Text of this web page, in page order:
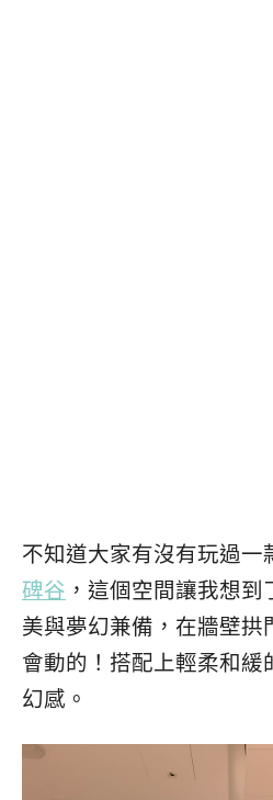
不知道大家有沒有玩過一
碑谷 ，這個空間讓我想
美與夢幻兼備，在牆壁拱
會動的！搭配上輕柔和緩
幻感。